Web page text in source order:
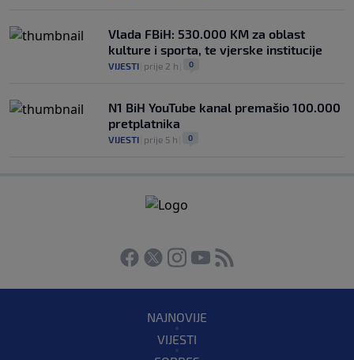
Vlada FBiH: 530.000 KM za oblast
kulture i sporta, te vjerske institucije
VIJESTI prije 2 h 0
N1 BiH YouTube kanal premašio 100.000
pretplatnika
VIJESTI prije 5 h 0
NAJNOVIJE
VIJESTI